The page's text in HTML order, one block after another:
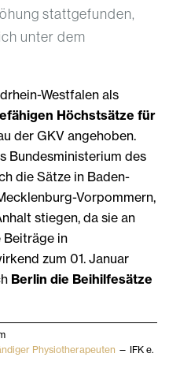
stattgefunden,
unter dem
Westfalen als
Höchstsätze für
der GKV angehoben.
Bundesministerium des
die Sätze in Baden-
Vorpommern,
stiegen, da sie an
Beiträge in
zum 01. Januar
Berlin die Beihilfesätze
Physiotherapeuten — IFK e.